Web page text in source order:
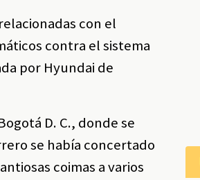
con el
contra el sistema
por Hyundai de
D. C., donde se
se había concertado
coimas a varios